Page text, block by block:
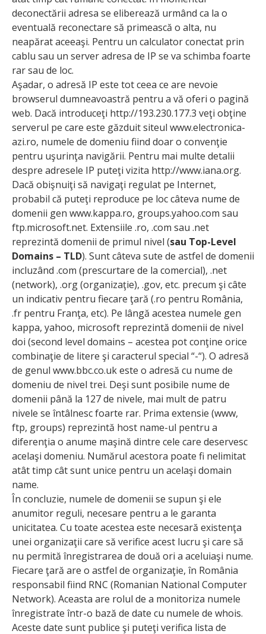
deconectării adresa se eliberează urmând ca la o
eventuală reconectare să primească o alta, nu
neapărat aceeaşi. Pentru un calculator conectat prin
cablu sau un server adresa de IP se va schimba foarte
rar sau de loc.
Aşadar, o adresă IP este tot ceea ce are nevoie
browserul dumneavoastră pentru a vă oferi o pagină
web. Dacă introduceţi http://193.230.177.3 veţi obţine
serverul pe care este găzduit siteul www.electronica-
azi.ro, numele de domeniu fiind doar o convenţie
pentru uşurinţa navigării. Pentru mai multe detalii
despre adresele IP puteţi vizita http://www.iana.org.
Dacă obişnuiţi să navigaţi regulat pe Internet,
probabil că puteţi reproduce pe loc câteva nume de
domenii gen www.kappa.ro, groups.yahoo.com sau
ftp.microsoft.net. Extensiile .ro, .com sau .net
reprezintă domenii de primul nivel (sau Top-Level
Domains – TLD). Sunt câteva sute de astfel de domenii
incluzând .com (prescurtare de la comercial), .net
(network), .org (organizaţie), .gov, etc. precum şi câte
un indicativ pentru fiecare ţară (.ro pentru România,
.fr pentru Franţa, etc). Pe lângă acestea numele gen
kappa, yahoo, microsoft reprezintă domenii de nivel
doi (second level domains – acestea pot conţine orice
combinaţie de litere şi caracterul special “-“). O adresă
de genul www.bbc.co.uk este o adresă cu nume de
domeniu de nivel trei. Deşi sunt posibile nume de
domenii până la 127 de nivele, mai mult de patru
nivele se întâlnesc foarte rar. Prima extensie (www,
ftp, groups) reprezintă host name-ul pentru a
diferenţia o anume maşină dintre cele care deservesc
acelaşi domeniu. Numărul acestora poate fi nelimitat
atât timp cât sunt unice pentru un acelaşi domain
name.
În concluzie, numele de domenii se supun şi ele
anumitor reguli, necesare pentru a le garanta
unicitatea. Cu toate acestea este necesară existenţa
unei organizaţii care să verifice acest lucru şi care să
nu permită înregistrarea de două ori a aceluiaşi nume.
Fiecare ţară are o astfel de organizaţie, în România
responsabil fiind RNC (Romanian National Computer
Network). Aceasta are rolul de a monitoriza numele
înregistrate într-o bază de date cu numele de whois.
Aceste date sunt publice şi puteţi verifica lista de